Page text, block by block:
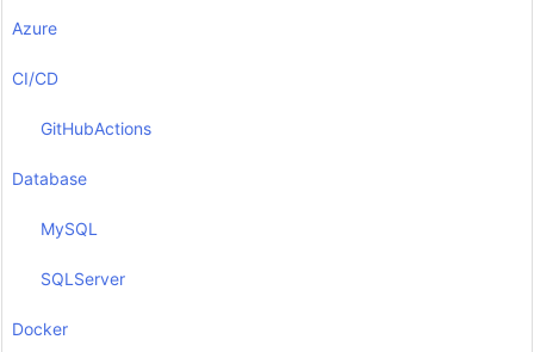
Azure
CI/CD
GitHubActions
Database
MySQL
SQLServer
Docker